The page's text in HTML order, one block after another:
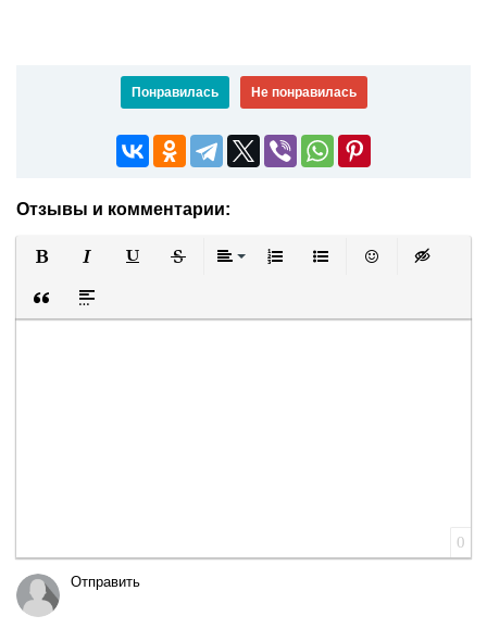
Понравилась Не понравилась
Отзывы и комментарии:
Вставка цитаты
Вставка спойлера
0
Отправить